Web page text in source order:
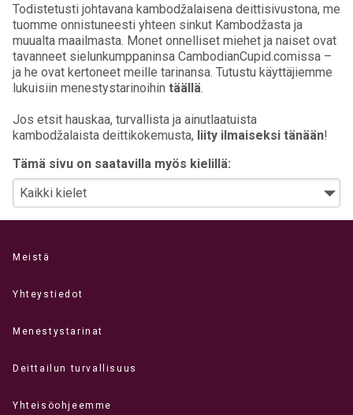
Todistetusti johtavana kambodžalaisena deittisivustona, me
tuomme onnistuneesti yhteen sinkut Kambodžasta ja
muualta maailmasta. Monet onnelliset miehet ja naiset ovat
tavanneet sielunkumppaninsa CambodianCupid.comissa –
ja he ovat kertoneet meille tarinansa. Tutustu käyttäjiemme
lukuisiin menestystarinoihin täällä.
Jos etsit hauskaa, turvallista ja ainutlaatuista
kambodžalaista deittikokemusta, liity ilmaiseksi tänään!
Tämä sivu on saatavilla myös kielillä:
Meistä
Yhteystiedot
Menestystarinat
Deittailun turvallisuus
Yhteisöohjeemme